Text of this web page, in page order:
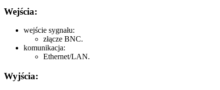
Wejścia:
wejście sygnału:
złącze BNC.
komunikacja:
Ethernet/LAN.
Wyjścia: